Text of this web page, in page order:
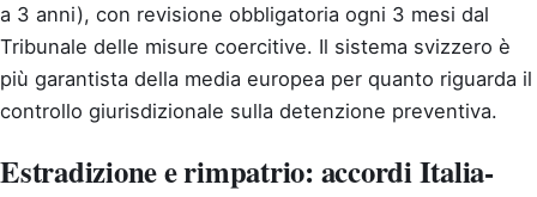
a 3 anni), con revisione obbligatoria ogni 3 mesi dal
Tribunale delle misure coercitive. Il sistema svizzero è
più garantista della media europea per quanto riguarda il
controllo giurisdizionale sulla detenzione preventiva.
Estradizione e rimpatrio: accordi Italia-